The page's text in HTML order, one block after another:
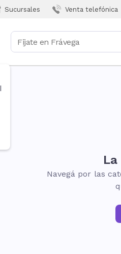
Sucursales Venta telefónica
Navegá por las